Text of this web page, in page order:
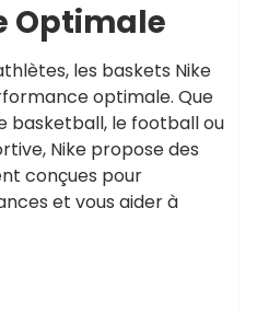
Optimale
les baskets Nike
optimale. Que
basketball, le football ou
Nike propose des
conçues pour
et vous aider à